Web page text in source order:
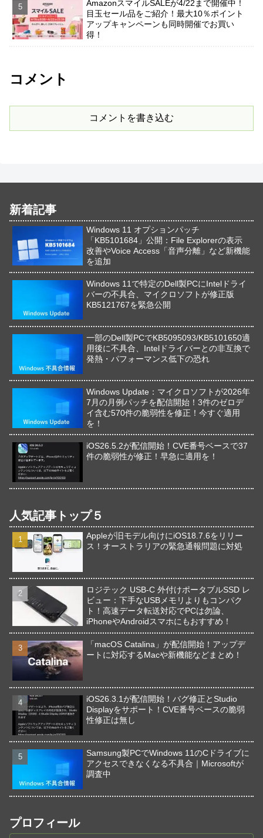
AmazonスマイルSALEが4/22まで開催中！
目玉セール品をご紹介！最大10％ポイント
アップキャンペーンも同時開催でお買い
得！
コメント
コメントを書き込む
新着記事
Windows 11 オプションパッチ
「KB5101684」公開：File Explorerの表示
改善やVoice Access「音声分離」など新機能
を追加
Windows 11で特定のDell製PCにIntelドライ
バーの不具合、マイクロソフトが修正版
KB5121767を緊急公開
一部のDell製PCでKB5095093/KB5101650適
用後に不具合、Intelドライバーとの非互換で
発熱・パフォーマンス低下の恐れ
Windows Update：マイクロソフトが2026年
7月の月例パッチを配信開始！3件のゼロデ
イ含む570件の脆弱性を修正！今すぐ適用
を！
iOS26.5.2が配信開始！CVE番号ベースで37
件の脆弱性が修正！早急に適用を！
人気記事トップ５
Appleが旧モデル向けにiOS18.7.6をリリー
ス！オーストラリアの緊急通報問題に対処
ロジテック USB-C 外付けポータブルSSD レ
ビュー：下手なUSBメモリよりもコンパク
ト！高速データ転送対応でPCは勿論、
iPhoneやAndroidスマホにもおすすめ！
「macOS Catalina」が配信開始！アップデ
ートに対応するMacや新機能などまとめ！
iOS26.3.1が配信開始！バグ修正とStudio
Displayをサポート！CVE番号ベースの脆弱
性修正は無し
Samsung製PCでWindows 11のCドライブに
アクセスできなくなる不具合｜Microsoftが
調査中
プロフィール